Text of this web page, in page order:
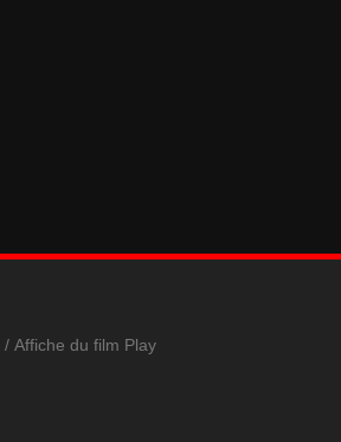
/ Affiche du film Play